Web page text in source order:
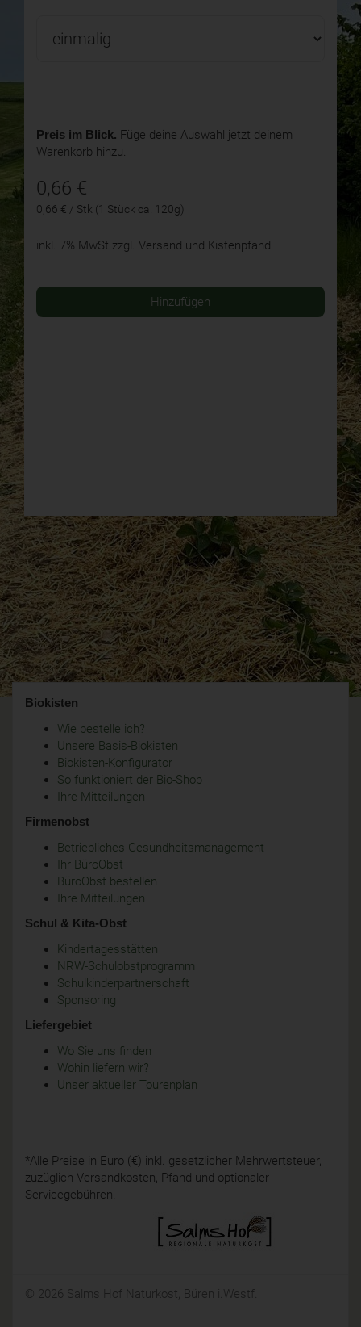
Preis im Blick. Füge deine Auswahl jetzt deinem
Warenkorb hinzu.
0,66 €
0,66 € / Stk (1 Stück ca. 120g)
inkl. 7% MwSt zzgl. Versand und Kistenpfand
Hinzufügen
Biokisten
Wie bestelle ich?
Unsere Basis-Biokisten
Biokisten-Konfigurator
So funktioniert der Bio-Shop
Ihre Mitteilungen
Firmenobst
Betriebliches Gesundheitsmanagement
Ihr BüroObst
BüroObst bestellen
Ihre Mitteilungen
Schul & Kita-Obst
Kindertagesstätten
NRW-Schulobstprogramm
Schulkinderpartnerschaft
Sponsoring
Liefergebiet
Wo Sie uns finden
Wohin liefern wir?
Unser aktueller Tourenplan
*Alle Preise in Euro (€) inkl. gesetzlicher Mehrwertsteuer,
zuzüglich Versandkosten, Pfand und optionaler
Servicegebühren.
© 2026 Salms Hof Naturkost, Büren i.Westf.